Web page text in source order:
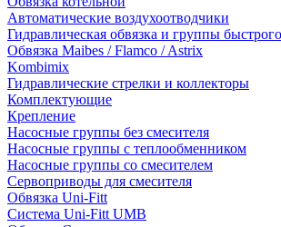
Автоматические воздухоотводчики
Гидравлическая обвязка и группы
Обвязка Maibes / Flamco / Astrix
Kombimix
Гидравлические стрелки и коллекторы
Комплектующие
Крепление
Насосные группы без смесителя
Насосные группы с теплообменником
Насосные группы со смесителем
Сервоприводы для смесителя
Обвязка Uni-Fitt
Система Uni-Fitt UMB